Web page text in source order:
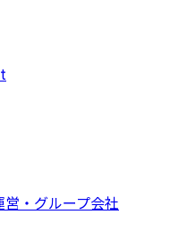
営・グループ会社